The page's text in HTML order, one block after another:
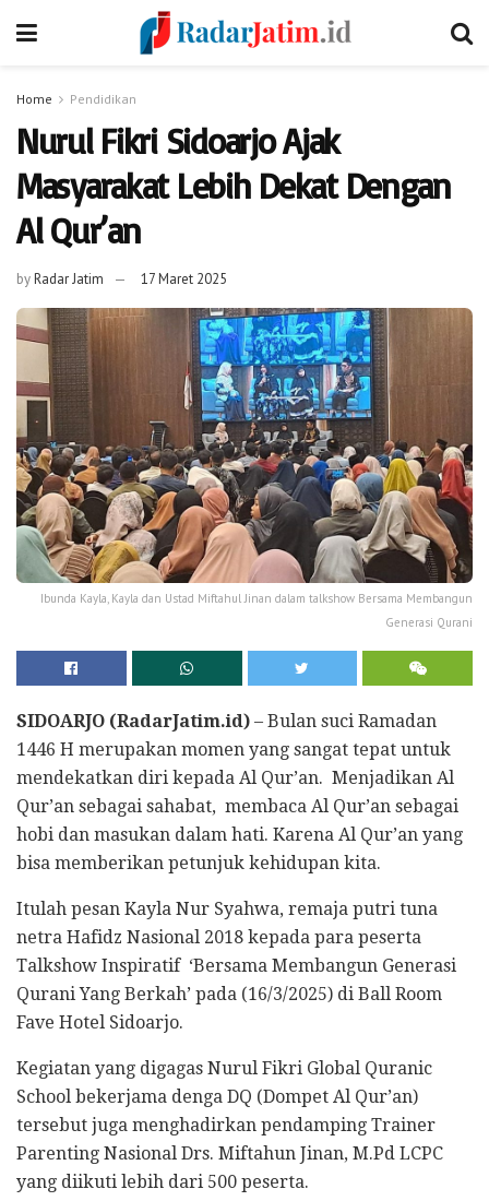
Home Pendidikan
Nurul Fikri Sidoarjo Ajak
Masyarakat Lebih Dekat Dengan
Al Qur’an
byRadar Jatim 17 Maret 2025
Ibunda Kayla, Kayla dan Ustad Miftahul Jinan dalam talkshow Bersama Membangun
Generasi Qurani
SIDOARJO (RadarJatim.id) – Bulan suci Ramadan
1446 H merupakan momen yang sangat tepat untuk
mendekatkan diri kepada Al Qur’an. Menjadikan Al
Qur’an sebagai sahabat, membaca Al Qur’an sebagai
hobi dan masukan dalam hati. Karena Al Qur’an yang
bisa memberikan petunjuk kehidupan kita.
Itulah pesan Kayla Nur Syahwa, remaja putri tuna
netra Hafidz Nasional 2018 kepada para peserta
Talkshow Inspiratif ‘Bersama Membangun Generasi
Qurani Yang Berkah’ pada (16/3/2025) di Ball Room
Fave Hotel Sidoarjo.
Kegiatan yang digagas Nurul Fikri Global Quranic
School bekerjama denga DQ (Dompet Al Qur’an)
tersebut juga menghadirkan pendamping Trainer
Parenting Nasional Drs. Miftahun Jinan, M.Pd LCPC
yang diikuti lebih dari 500 peserta.